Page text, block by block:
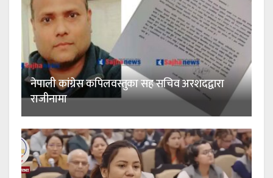
नेपाली कांग्रेस कपिलवस्तुका सह सचिव अरशदद्वारा
राजीनामा